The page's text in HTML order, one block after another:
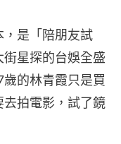
是「陪朋友試
星探的台娛全盛
的林青霞只是買
拍電影，試了鏡